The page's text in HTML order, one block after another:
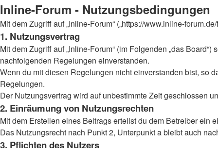
Inline-Forum - Nutzungsbedingungen
Mit dem Zugriff auf „Inline-Forum“ („https://www.inline-
1. Nutzungsvertrag
Mit dem Zugriff auf „Inline-Forum“ (im Folgenden „das
nachfolgenden Regelungen einverstanden.
Wenn du mit diesen Regelungen nicht einverstanden bist, so
Regelungen.
Der Nutzungsvertrag wird auf unbestimmte Zeit geschlossen
2. Einräumung von Nutzungsrechten
Mit dem Erstellen eines Beitrags erteilst du dem Betreiber ein
Das Nutzungsrecht nach Punkt 2, Unterpunkt a bleibt auch
3. Pflichten des Nutzers